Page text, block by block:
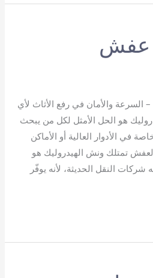
عفش
والأمان في رفع الأثاث لأي
هو الحل الأمثل لكل من يبحث
في الأدوار العالية أو الأماكن
تمتلك ونش الهيدروليك هو
شركات النقل الحديثة، لأنه يوفّر